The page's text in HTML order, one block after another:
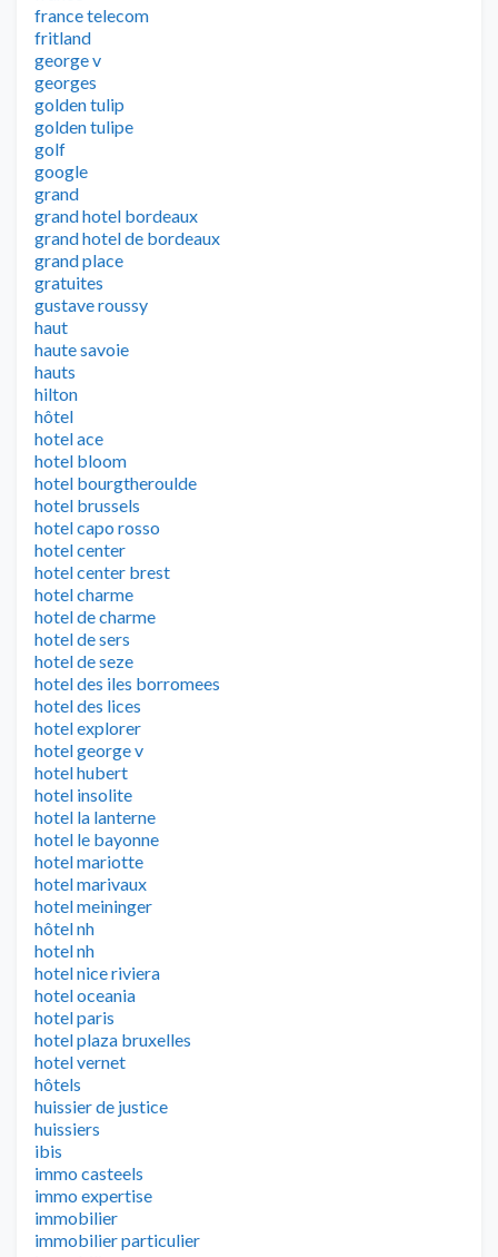
france telecom
fritland
george v
georges
golden tulip
golden tulipe
golf
google
grand
grand hotel bordeaux
grand hotel de bordeaux
grand place
gratuites
gustave roussy
haut
haute savoie
hauts
hilton
hôtel
hotel ace
hotel bloom
hotel bourgtheroulde
hotel brussels
hotel capo rosso
hotel center
hotel center brest
hotel charme
hotel de charme
hotel de sers
hotel de seze
hotel des iles borromees
hotel des lices
hotel explorer
hotel george v
hotel hubert
hotel insolite
hotel la lanterne
hotel le bayonne
hotel mariotte
hotel marivaux
hotel meininger
hôtel nh
hotel nh
hotel nice riviera
hotel oceania
hotel paris
hotel plaza bruxelles
hotel vernet
hôtels
huissier de justice
huissiers
ibis
immo casteels
immo expertise
immobilier
immobilier particulier